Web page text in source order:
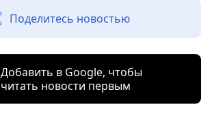
Поделитесь новостью
Добавить в Google, чтобы
читать новости первым